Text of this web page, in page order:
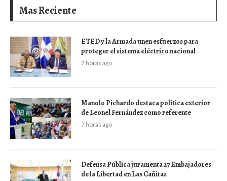
Mas Reciente
ETED y la Armada unen esfuerzos para
proteger el sistema eléctrico nacional
7 horas ago
Manolo Pichardo destaca política exterior
de Leonel Fernández como referente
7 horas ago
Defensa Pública juramenta 27 Embajadores
de la Libertad en Las Cañitas